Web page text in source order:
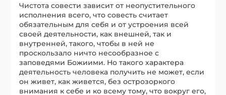
Чистота совести зависит от неопустительного
исполнения всего, что совесть считает
обязательным для себя и от устроения всей
своей деятельности, как внешней, так и
внутренней, такого, чтобы в ней не
проскользало ничто несообразное с
заповедями Божиими. Но такого характера
деятельность человека получить не может, если
он живет, как живется, без острозоркого
внимания к себе и ко всему тому, что вокруг его,